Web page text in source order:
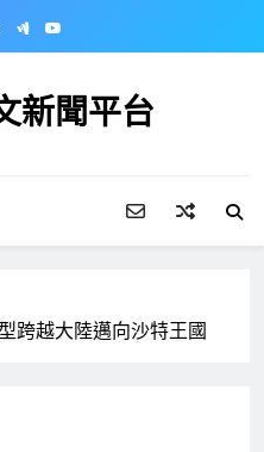
新聞平台
跨越大陸邁向沙特王國